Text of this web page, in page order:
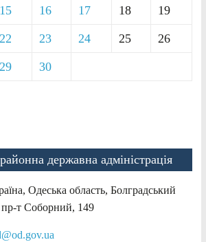
15 16 17 18 19
22 23 24 25 26
29 30
державна адміністрація
Одеська область, Болградський
т Соборний, 149